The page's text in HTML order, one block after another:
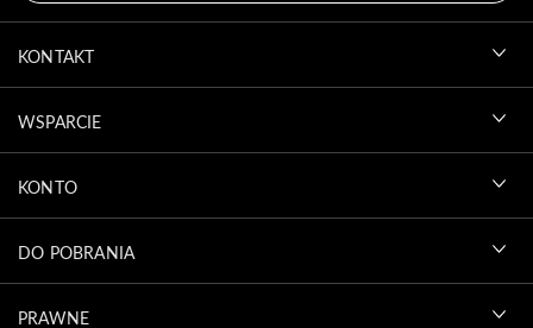
KONTAKT
WSPARCIE
KONTO
DO POBRANIA
PRAWNE